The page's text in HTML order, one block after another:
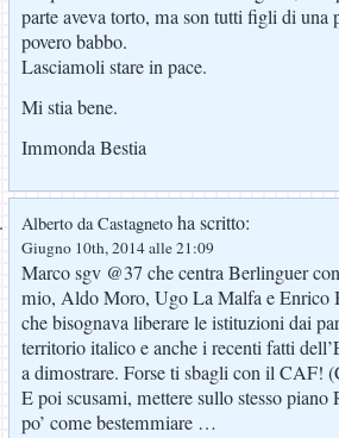
parte aveva torto, ma son tutti figli di una
povero babbo.
Lasciamoli stare in pace.
Mi stia bene.
Immonda Bestia
Alberto da Castagneto ha scritto:
Giugno 10th, 2014 alle 21:09
Marco sgv @37 che centra Berlinguer
mio, Aldo Moro, Ugo La Malfa e Enrico
che bisognava liberare le istituzioni dai
territorio italico e anche i recenti fatti
a dimostrare. Forse ti sbagli con il CAF!
E poi scusami, mettere sullo stesso
po’ come bestemmiare …